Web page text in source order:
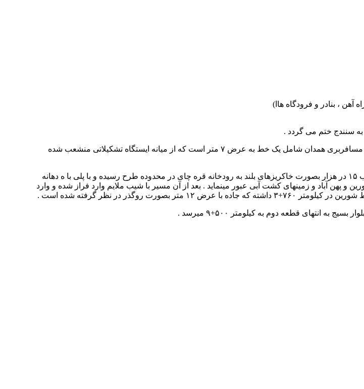
، بنادر و فرودگاه هاا)
پروژه مسیر ریلی اتصالی از ایستگاه باری همدان به ایستگاه صرفا مسافری در ترمینال مسافربری همدان شامل یک خط به عرض ۷ متر است که از میانه ایستگاه تشکیلاتی منشعب شده
مسیر بعد از انشعاب از ایستگاه تشکیلاتی با عبور از زمینهای کشت دیم با فرودی با شیب ۱۵ در هزار بصورت خاکریزهای بلند به رودخانه قره چای در محدوده طرح رسیده و با پلی با ه دهانه
رباط شورین و پهن آباد و زمینهای کشت آبی عبور مینماید . بعد از آن مسیر با شیب ملایم وارد فراز شده و وارد